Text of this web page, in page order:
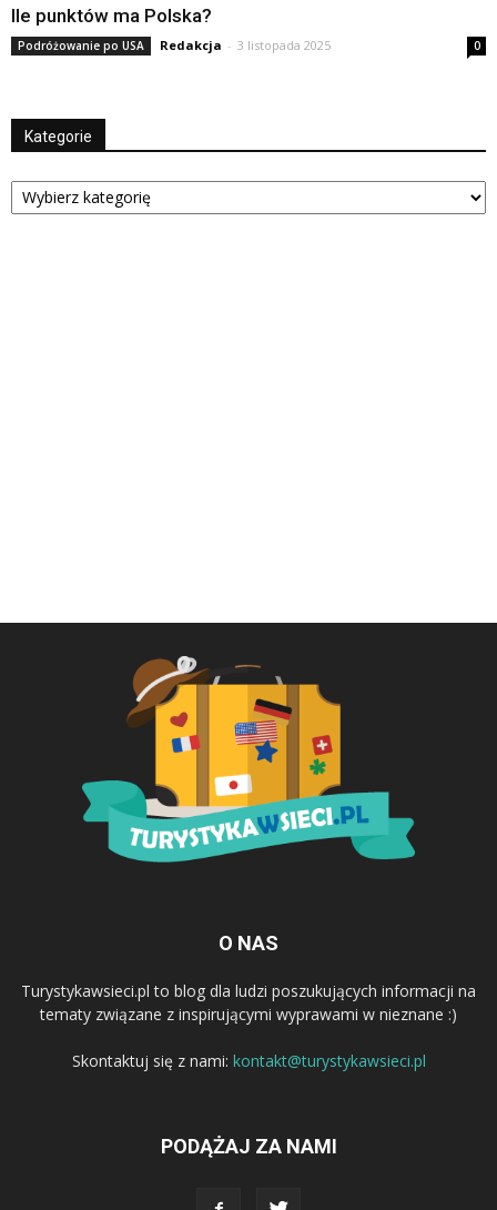
Ile punktów ma Polska?
Podróżowanie po USA Redakcja - 3 listopada 2025 0
Kategorie
Kategorie
O NAS
Turystykawsieci.pl to blog dla ludzi poszukujących informacji na
tematy związane z inspirującymi wyprawami w nieznane :)
Skontaktuj się z nami: kontakt@turystykawsieci.pl
PODĄŻAJ ZA NAMI